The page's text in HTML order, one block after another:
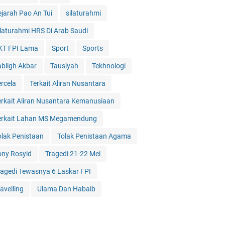
Pao An Tui silaturahmi
HRS Di Arab Saudi
FPI Lama Sport Sports
Akbar Tausiyah Tekhnologi
Terkait Aliran Nusantara
Aliran Nusantara Kemanusiaan
Lahan MS Megamendung
Penistaan Tolak Penistaan Agama
Rosyid Tragedi 21-22 Mei
Tewasnya 6 Laskar FPI
Ulama Dan Habaib